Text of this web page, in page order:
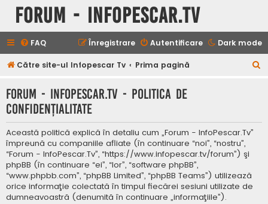
Forum - InfoPescar.Tv
Dark mode
FAQ Autentificare
Înregistrare
Către site-ul Infopescar Tv Prima pagină
Forum - InfoPescar.Tv - Politica de
confidenţialitate
Această politică explică în detaliu cum „Forum - InfoPescar.Tv”
împreună cu companiile afliate (în continuare “noi”, “nostru”,
“Forum - InfoPescar.Tv”, “https://www.infopescar.tv/forum”) şi
phpBB (în continuare “ei”, “lor”, “software phpBB”,
“www.phpbb.com”, “phpBB Limited”, “phpBB Teams”) utilizează
orice informaţie colectată în timpul fiecărei sesiuni utilizate de
dumneavoastră (denumită în continuare „informaţiile”).